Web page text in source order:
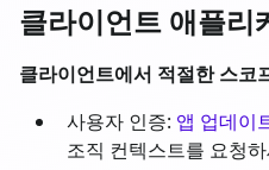
클라이언트 애플리
클라이언트에서 적절한 스코
사용자 인증: 앱 업데이
조직 컨텍스트를 요청